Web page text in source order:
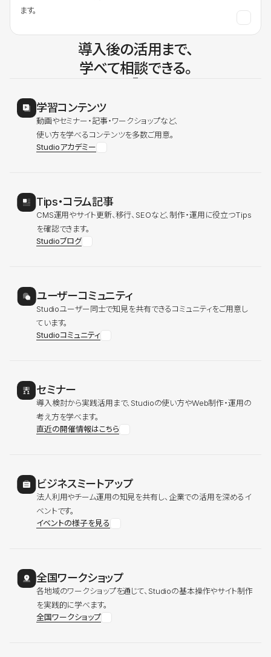
ます。
導入後の活用まで、
学べて相談できる。
学習コンテンツ
動画やセミナー・記事・ワークショップなど、
使い方を学べるコンテンツを多数ご用意。
Studioアカデミー
Tips・コラム記事
CMS運用やサイト更新、移行、SEOなど、制作・運用に役立つTips
を確認できます。
Studioブログ
ユーザーコミュニティ
Studioユーザー同士で知見を共有できるコミュニティをご用意し
ています。
Studioコミュニティ
セミナー
導入検討から実践活用まで、Studioの使い方やWeb制作・運用の
考え方を学べます。
直近の開催情報はこちら
ビジネスミートアップ
法人利用やチーム運用の知見を共有し、企業での活用を深めるイ
ベントです。
イベントの様子を見る
全国ワークショップ
各地域のワークショップを通じて、Studioの基本操作やサイト制作
を実践的に学べます。
全国ワークショップ